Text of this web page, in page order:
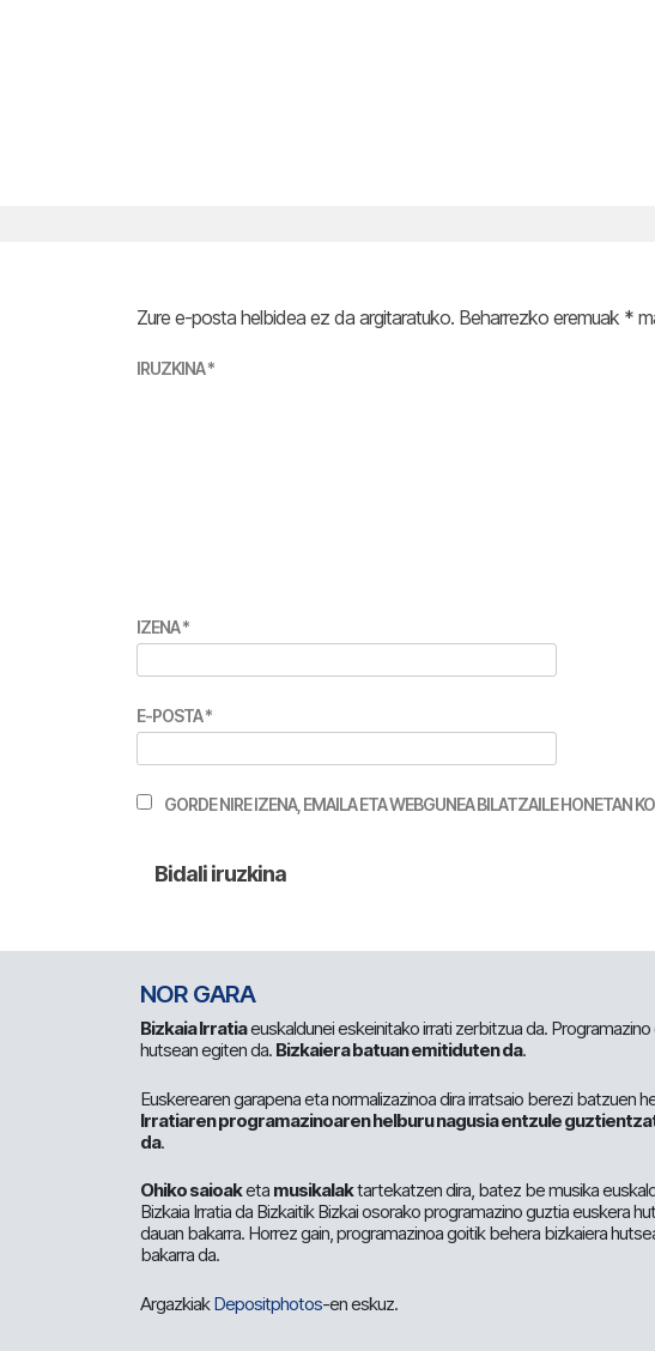
Zure e-posta helbidea ez da argitaratuko. Beharrezko eremuak *
IRUZKINA*
IZENA*
E-POSTA*
GORDE NIRE IZENA, EMAILA ETA WEBGUNEA BILATZAILE HONETAN
NOR GARA
Bizkaia Irratiaeuskaldunei eskeinitako irrati zerbitzua da. Programazino
hutsean egiten da. Bizkaiera batuan emitiduten da.
Euskerearen garapena eta normalizazinoa dira irratsaio berezi batzuen
Irratiaren programazinoaren helburu nagusia entzule
da.
Ohiko saioaketa musikalaktartekatzen dira, batez be musika
Bizkaia Irratia da Bizkaitik Bizkai osorako programazino guztia euskera
dauan bakarra. Horrez gain, programazinoa goitik behera bizkaiera
bakarra da.
ArgazkiakDepositphotos-en eskuz.